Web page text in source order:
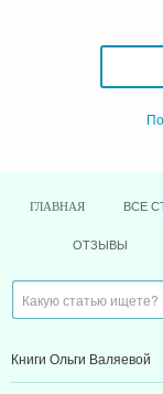
ГЛАВНАЯ ВСЕ
ОТЗЫВЫ
Книги Ольги Валяевой